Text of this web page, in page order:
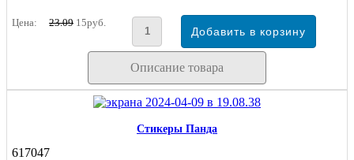
Цена: 23.09 15руб.
Описание товара
Стикеры Панда
617047